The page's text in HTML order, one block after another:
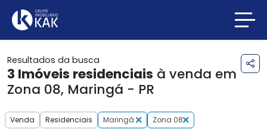
Resultados da busca
3 Imóveis residenciais à venda em
Zona 08, Maringá - PR
Venda Residenciais Maringá Zona 08